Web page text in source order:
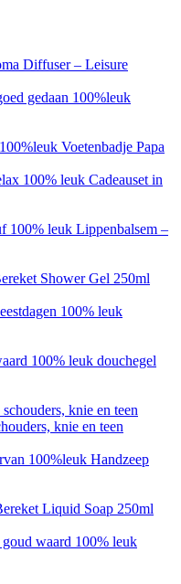
Diffuser – Leisure
100%leuk
100%leuk Voetenbadje Papa
100% leuk Cadeauset in
100% leuk Lippenbalsem –
Shower Gel 250ml
100% leuk
100% leuk douchegel
knie en teen
100%leuk Handzeep
Liquid Soap 250ml
100% leuk